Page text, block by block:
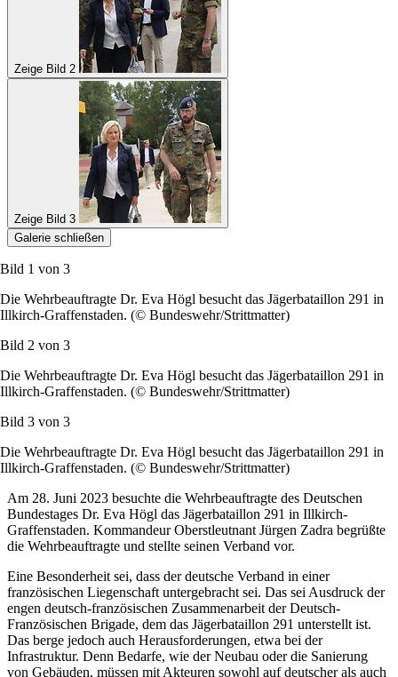
Zeige Bild 2
Zeige Bild 3
Galerie schließen
Bild 1 von 3
Die Wehrbeauftragte Dr. Eva Högl besucht das Jägerbataillon 291 in
Illkirch-Graffenstaden. (© Bundeswehr/Strittmatter)
Bild 2 von 3
Die Wehrbeauftragte Dr. Eva Högl besucht das Jägerbataillon 291 in
Illkirch-Graffenstaden. (© Bundeswehr/Strittmatter)
Bild 3 von 3
Die Wehrbeauftragte Dr. Eva Högl besucht das Jägerbataillon 291 in
Illkirch-Graffenstaden. (© Bundeswehr/Strittmatter)
Am 28. Juni 2023 besuchte die Wehrbeauftragte des Deutschen
Bundestages Dr. Eva Högl das Jägerbataillon 291 in Illkirch-
Graffenstaden. Kommandeur Oberstleutnant Jürgen Zadra begrüßte
die Wehrbeauftragte und stellte seinen Verband vor.
Eine Besonderheit sei, dass der deutsche Verband in einer
französischen Liegenschaft untergebracht sei. Das sei Ausdruck der
engen deutsch-französischen Zusammenarbeit der Deutsch-
Französischen Brigade, dem das Jägerbataillon 291 unterstellt ist.
Das berge jedoch auch Herausforderungen, etwa bei der
Infrastruktur. Denn Bedarfe, wie der Neubau oder die Sanierung
von Gebäuden, müssen mit Akteuren sowohl auf deutscher als auch